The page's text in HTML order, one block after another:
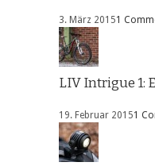
3. März 20151
LIV Intrigue 1:
19. Februar 20151